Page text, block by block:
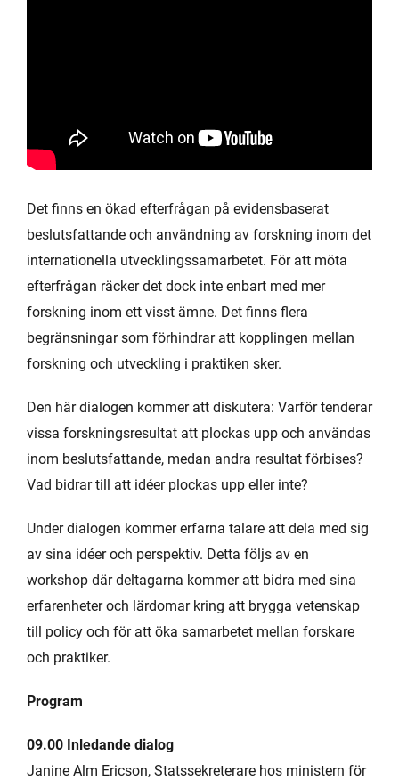
Det finns en ökad efterfrågan på evidensbaserat
beslutsfattande och användning av forskning inom det
internationella utvecklingssamarbetet. För att möta
efterfrågan räcker det dock inte enbart med mer
forskning inom ett visst ämne. Det finns flera
begränsningar som förhindrar att kopplingen mellan
forskning och utveckling i praktiken sker.
Den här dialogen kommer att diskutera: Varför tenderar
vissa forskningsresultat att plockas upp och användas
inom beslutsfattande, medan andra resultat förbises?
Vad bidrar till att idéer plockas upp eller inte?
Under dialogen kommer erfarna talare att dela med sig
av sina idéer och perspektiv. Detta följs av en
workshop där deltagarna kommer att bidra med sina
erfarenheter och lärdomar kring att brygga vetenskap
till policy och för att öka samarbetet mellan forskare
och praktiker.
Program
09.00 Inledande dialog
Janine Alm Ericson, Statssekreterare hos ministern för